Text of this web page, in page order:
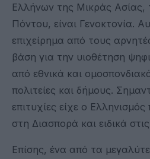
Ελλήνων της Μικράς Ασίας,
Πόντου, είναι Γενοκτονία.
επιχείρημα από τους
βάση για την υιοθέτηση
από εθνικά και
πολιτείες και δήμους.
επιτυχίες είχε ο Ελληνισμός
στη Διασπορά και ειδικά
Επίσης, ένα από τα